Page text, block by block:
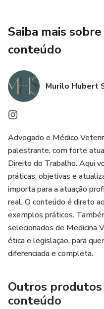
Saiba mais
conteúdo
Murilo Hubert
Advogado e Médico
palestrante, com forte
Direito do Trabalho. Aqui
práticas, objetivas e
importa para a atuação
real. O conteúdo é direto
exemplos práticos.
selecionados de Medicina
ética e legislação, para
diferenciada e completa.
Outros produtos
conteúdo